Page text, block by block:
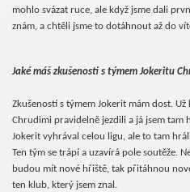
mohlo svázat ruce, ale když jsme dali
znám, a chtěli jsme to dotáhnout až do
Jaké máš zkušenosti s týmem Jokeritu
Zkušeností s týmem Jokerit mám dost.
Chrudimi pravidelně jezdili a já jsem tam
Jokerit vyhrával celou ligu, ale to tam
Ten tým se trápí a uzavírá pole soutěže.
budou mít nové hřiště, tak přitáhnou
ten klub, který jsem znal.